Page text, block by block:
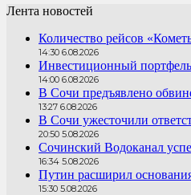
Лента новостей
Количество рейсов
14:30 6.08.2026
Инвестиционный
14:00 6.08.2026
В Сочи предъявлено
13:27 6.08.2026
В Сочи ужесточили
20:50 5.08.2026
Сочинский Водоканал
16:34 5.08.2026
Путин расширил
15:30 5.08.2026